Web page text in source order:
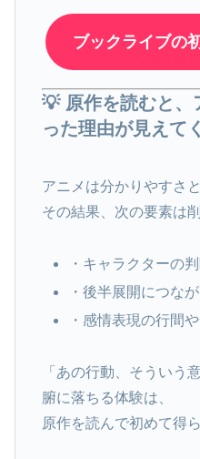
ブックライブの
💡 原作を読むと、
った理由が見えて
アニメは分かりやすさ
その結果、次の要素は
・キャラクターの
・後半展開につな
・感情表現の行間
「あの行動、そういう
腑に落ちる体験は、
原作を読んで初めて得